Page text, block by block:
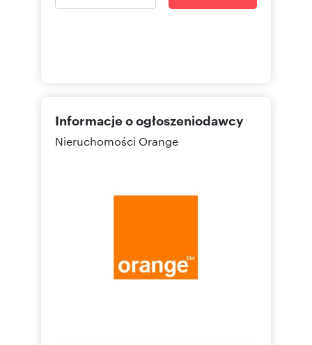
Informacje o ogłoszeniodawcy
Nieruchomości Orange